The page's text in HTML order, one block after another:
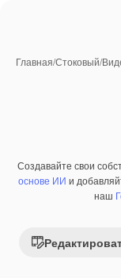
Главная/Стоковый/
Премиум
Создавайте свои
основе ИИ и
наш